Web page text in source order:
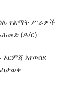
የልማት ሥራዎች
(ዶ/ር)
እርምጃ እየወሰደ